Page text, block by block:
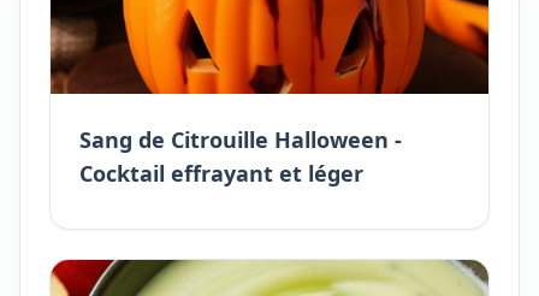
Sang de Citrouille Halloween -
Cocktail effrayant et léger